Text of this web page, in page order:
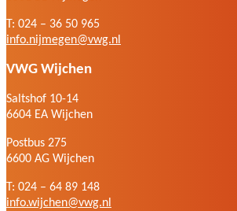
T: 024 – 36 50 965
info.nijmegen@vwg.nl
VWG Wijchen
Saltshof 10-14
6604 EA Wijchen
Postbus 275
6600 AG Wijchen
T: 024 – 64 89 148
info.wijchen@vwg.nl